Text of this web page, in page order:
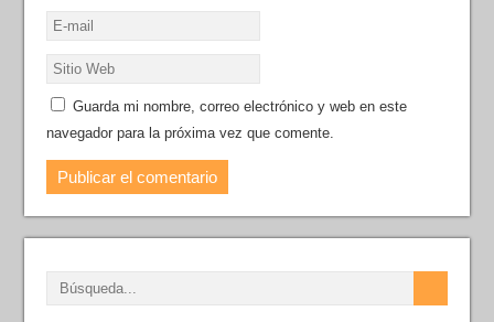
Guarda mi nombre, correo electrónico y web en este
navegador para la próxima vez que comente.